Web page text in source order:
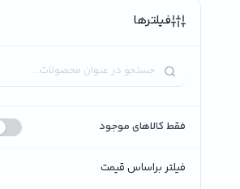
فیلترها
فقط کالاهای موجود
فیلتر براساس قیمت